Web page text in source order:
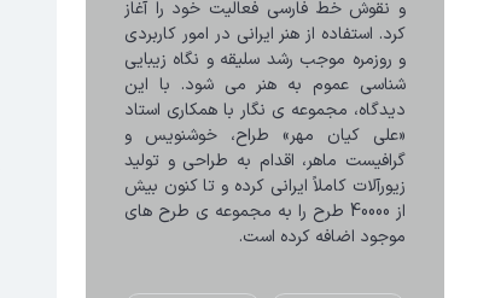
موجود اضافه کرده است.